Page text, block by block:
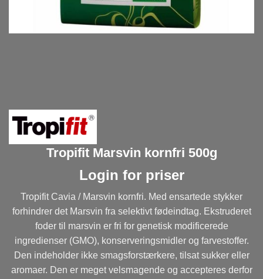
Tropifit Marsvin kornfri 500g
Login for priser
Tropifit Cavia / Marsvin kornfri. Med ensartede stykker
forhindrer det Marsvin fra selektivt fødeindtag. Ekstruderet
foder til marsvin er fri for genetisk modificerede
ingredienser (GMO), konserveringsmidler og farvestoffer.
Den indeholder ikke smagsforstærkere, tilsat sukker eller
aromaer. Den er meget velsmagende og accepteres derfor